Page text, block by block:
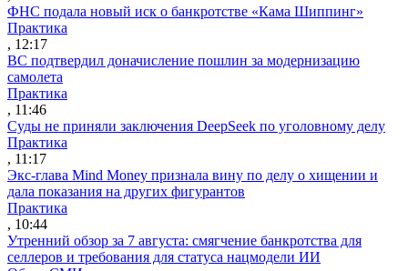
ФНС подала новый иск о банкротстве «Кама Шиппинг»
Практика
, 12:17
ВС подтвердил доначисление пошлин за модернизацию
самолета
Практика
, 11:46
Суды не приняли заключения DeepSeek по уголовному делу
Практика
, 11:17
Экс-глава Mind Money признала вину по делу о хищении и
дала показания на других фигурантов
Практика
, 10:44
Утренний обзор за 7 августа: смягчение банкротства для
селлеров и требования для статуса нацмодели ИИ